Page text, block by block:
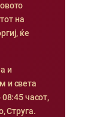
на
ќе
и
и света
08:45 часот,
Струга.